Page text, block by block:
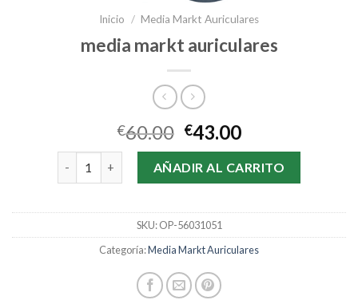
Inicio / Media Markt Auriculares
media markt auriculares
€60.00 €43.00
media markt auriculares cantidad
AÑADIR AL CARRITO
SKU:OP-56031051
Categoría:Media Markt Auriculares